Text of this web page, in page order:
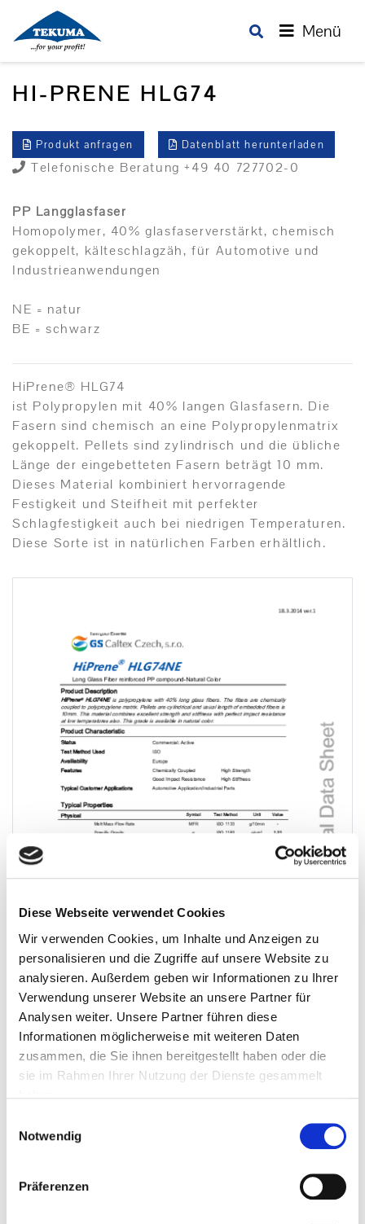
Diese Webseite verwendet Cookies
Wir verwenden Cookies, um Inhalte und Anzeigen zu
personalisieren und die Zugriffe auf unsere Website zu
analysieren. Außerdem geben wir Informationen zu Ihrer
Verwendung unserer Website an unsere Partner für
Analysen weiter. Unsere Partner führen diese
Informationen möglicherweise mit weiteren Daten
zusammen, die Sie ihnen bereitgestellt haben oder die
sie im Rahmen Ihrer Nutzung der Dienste gesammelt
Notwendig
Präferenzen
Menü
HI-PRENE HLG74
Produkt anfragen Datenblatt herunterladen
Telefonische Beratung +49 40 727702-0
PP Langglasfaser
Homopolymer, 40% glasfaserverstärkt, chemisch
gekoppelt, kälteschlagzäh, für Automotive und
Industrieanwendungen
NE = natur
BE = schwarz
HiPrene® HLG74
ist Polypropylen mit 40% langen Glasfasern. Die
Fasern sind chemisch an eine Polypropylenmatrix
gekoppelt. Pellets sind zylindrisch und die übliche
Länge der eingebetteten Fasern beträgt 10 mm.
Dieses Material kombiniert hervorragende
Festigkeit und Steifheit mit perfekter
Schlagfestigkeit auch bei niedrigen Temperaturen.
Diese Sorte ist in natürlichen Farben erhältlich.
Download